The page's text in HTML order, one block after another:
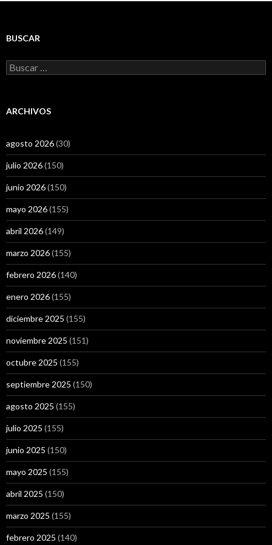
BUSCAR
Buscar:
ARCHIVOS
agosto 2026(30)
julio 2026(150)
junio 2026(150)
mayo 2026(155)
abril 2026(149)
marzo 2026(155)
febrero 2026(140)
enero 2026(155)
diciembre 2025 (155)
noviembre 2025 (151)
octubre 2025 (155)
septiembre 2025 (150)
agosto 2025 (155)
julio 2025 (155)
junio 2025 (150)
mayo 2025 (155)
abril 2025 (150)
marzo 2025 (155)
febrero 2025 (140)